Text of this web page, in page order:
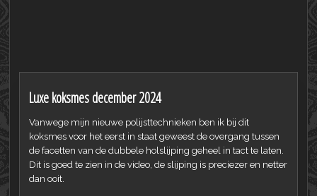
Luxe koksmes december 2024
Vanwege mijn nieuwe polijsttechnieken ben ik bij dit
koksmes voor het eerst in staat geweest de overgang tussen
de facetten van de dubbele holslijping geheel in tact te laten.
Dit is goed te zien in de video, de slijping is preciezer en netter
dan ooit.